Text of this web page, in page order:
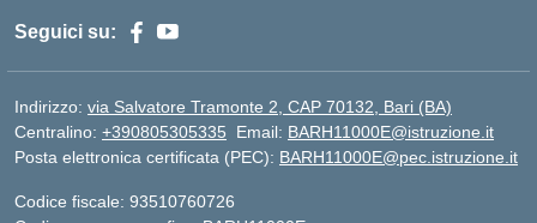
Seguici su:
Indirizzo: via Salvatore Tramonte 2, CAP 70132, Bari (BA)
Centralino: +390805305335 Email: BARH11000E@istruzione.it
Posta elettronica certificata (PEC): BARH11000E@pec.istruzione.it
Codice fiscale: 93510760726